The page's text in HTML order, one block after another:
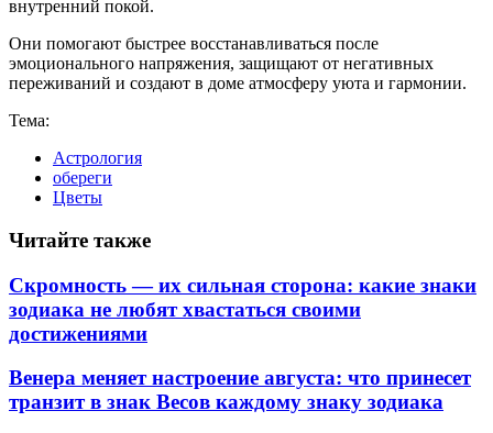
внутренний покой.
Они помогают быстрее восстанавливаться после
эмоционального напряжения, защищают от негативных
переживаний и создают в доме атмосферу уюта и гармонии.
Тема:
Астрология
обереги
Цветы
Читайте также
Скромность — их сильная сторона: какие знаки
зодиака не любят хвастаться своими
достижениями
Венера меняет настроение августа: что принесет
транзит в знак Весов каждому знаку зодиака